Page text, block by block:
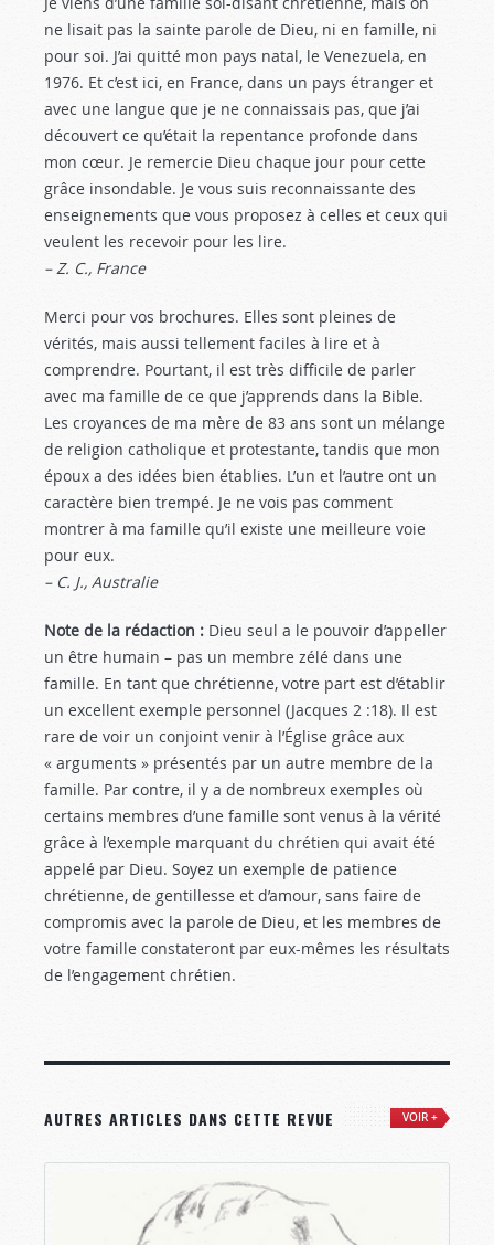
ne lisait pas la sainte parole de Dieu, ni en famille, ni
pour soi. J’ai quitté mon pays natal, le Venezuela, en
1976. Et c’est ici, en France, dans un pays étranger et
avec une langue que je ne connaissais pas, que j’ai
découvert ce qu’était la repentance profonde dans
mon cœur. Je remercie Dieu chaque jour pour cette
grâce insondable. Je vous suis reconnaissante des
enseignements que vous proposez à celles et ceux qui
veulent les recevoir pour les lire.
– Z. C., France
Merci pour vos brochures. Elles sont pleines de
vérités, mais aussi tellement faciles à lire et à
comprendre. Pourtant, il est très difficile de parler
avec ma famille de ce que j’apprends dans la Bible.
Les croyances de ma mère de 83 ans sont un mélange
de religion catholique et protestante, tandis que mon
époux a des idées bien établies. L’un et l’autre ont un
caractère bien trempé. Je ne vois pas comment
montrer à ma famille qu’il existe une meilleure voie
pour eux.
– C. J., Australie
Note de la rédaction : Dieu seul a le pouvoir d’appeller
un être humain – pas un membre zélé dans une
famille. En tant que chrétienne, votre part est d’établir
un excellent exemple personnel (Jacques 2 :18). Il est
rare de voir un conjoint venir à l’Église grâce aux
« arguments » présentés par un autre membre de la
famille. Par contre, il y a de nombreux exemples où
certains membres d’une famille sont venus à la vérité
grâce à l’exemple marquant du chrétien qui avait été
appelé par Dieu. Soyez un exemple de patience
chrétienne, de gentillesse et d’amour, sans faire de
compromis avec la parole de Dieu, et les membres de
votre famille constateront par eux-mêmes les résultats
de l’engagement chrétien.
AUTRES ARTICLES DANS CETTE REVUE VOIR +